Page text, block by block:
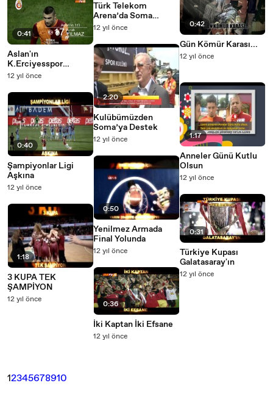
0:41
Aslan'ın
K.Erciyesspor
maçındaki ilk 11'i
12 yıl önce
0:40
Şampiyonlar Ligi
Aşkına
12 yıl önce
1:18
3 KUPA TEK
ŞAMPİYON
12 yıl önce
Türk Telekom
Arena’da Soma
Anması
12 yıl önce
2:20
Kulübümüzden
Soma’ya Destek
12 yıl önce
0:50
Yenilmez Armada
Final Yolunda
12 yıl önce
0:36
İki Kaptan İki Efsane
12 yıl önce
0:42
Gün Kömür Karası...
12 yıl önce
1:17
Anneler Günü Kutlu
Olsun
12 yıl önce
0:31
Türkiye Kupası
Galatasaray'ın
12 yıl önce
12345678910